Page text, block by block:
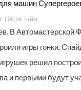
машин
ПАПА Тайм
В
игры гонки.
решил
и первыми будут